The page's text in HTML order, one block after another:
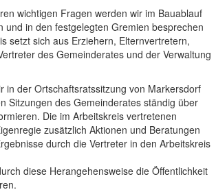
wichtigen Fragen werden wir im Bauablauf
und in den festgelegten Gremien besprechen
setzt sich aus Erziehern, Elternvertretern,
des Gemeinderates und der Verwaltung
in der Ortschaftsratssitzung von Markersdorf
Sitzungen des Gemeinderates ständig über
Die im Arbeitskreis vertretenen
zusätzlich Aktionen und Beratungen
durch die Vertreter in den Arbeitskreis
diese Herangehensweise die Öffentlichkeit